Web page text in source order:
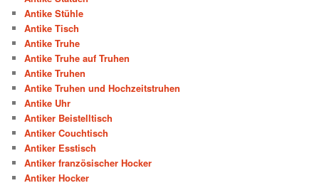
Antike Stühle
Antike Tisch
Antike Truhe
Antike Truhe auf Truhen
Antike Truhen
Antike Truhen und Hochzeitstruhen
Antike Uhr
Antiker Beistelltisch
Antiker Couchtisch
Antiker Esstisch
Antiker französischer Hocker
Antiker Hocker